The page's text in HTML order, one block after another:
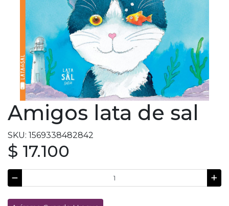
Amigos lata de sal
SKU: 1569338482842
$ 17.100